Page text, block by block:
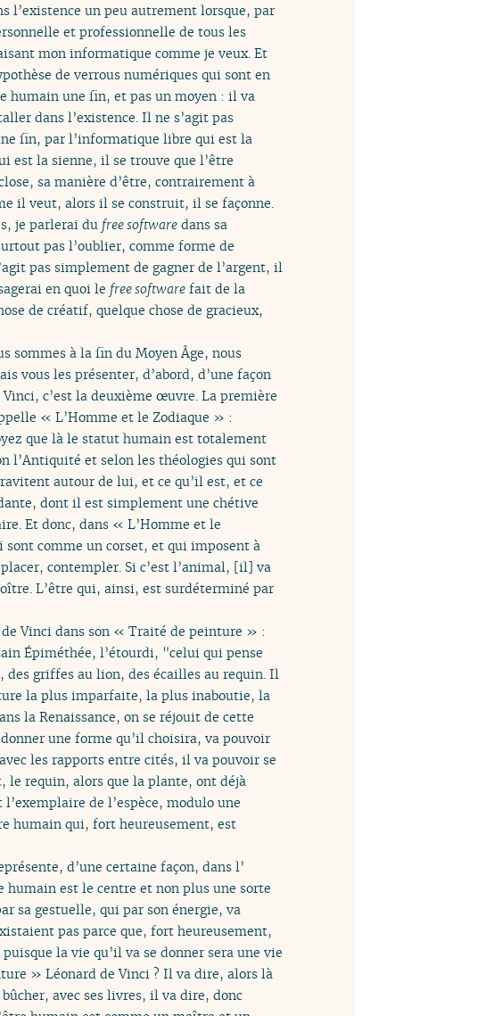
l’existence un peu autrement lorsque, par
et professionnelle de tous les
mon informatique comme je veux. Et
de verrous numériques qui sont en
humain une fin, et pas un moyen : il va
dans l’existence. Il ne s’agit pas
fin, par l’informatique libre qui est la
est la sienne, il se trouve que l’être
sa manière d’être, contrairement à
il veut, alors il se construit, il se façonne.
je parlerai du free software dans sa
pas l’oublier, comme forme de
pas simplement de gagner de l’argent, il
en quoi le free software fait de la
de créatif, quelque chose de gracieux,
sommes à la fin du Moyen Âge, nous
vous les présenter, d’abord, d’une façon
c’est la deuxième œuvre. La première
« L’Homme et le Zodiaque » :
que là le statut humain est totalement
l’Antiquité et selon les théologies qui sont
autour de lui, et ce qu’il est, et ce
dont il est simplement une chétive
Et donc, dans « L’Homme et le
sont comme un corset, et qui imposent à
contempler. Si c’est l’animal, [il] va
L’être qui, ainsi, est surdéterminé par
de Vinci dans son « Traité de peinture » :
Épiméthée, l’étourdi, "celui qui pense
griffes au lion, des écailles au requin. Il
la plus imparfaite, la plus inaboutie, la
la Renaissance, on se réjouit de cette
une forme qu’il choisira, va pouvoir
les rapports entre cités, il va pouvoir se
le requin, alors que la plante, ont déjà
de l’espèce, modulo une
humain qui, fort heureusement, est
d’une certaine façon, dans l’
est le centre et non plus une sorte
sa gestuelle, qui par son énergie, va
pas parce que, fort heureusement,
la vie qu’il va se donner sera une vie
» Léonard de Vinci ? Il va dire, alors là
avec ses livres, il va dire, donc